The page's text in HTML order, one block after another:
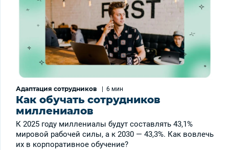
Адаптация сотрудников 6 мин
Как обучать сотрудников
миллениалов
К 2025 году миллениалы будут составлять 43,1%
мировой рабочей силы, а к 2030 — 43,3%. Как вовлечь
их в корпоративное обучение?